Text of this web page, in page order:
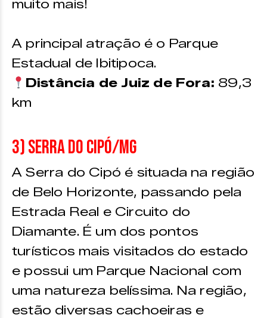
muito mais!
A principal atração é o Parque
Estadual de Ibitipoca.
Distância de Juiz de Fora: 89,3
km
3) Serra do Cipó/MG
A Serra do Cipó é situada na região
de Belo Horizonte, passando pela
Estrada Real e Circuito do
Diamante. É um dos pontos
turísticos mais visitados do estado
e possui um Parque Nacional com
uma natureza belíssima. Na região,
estão diversas cachoeiras e